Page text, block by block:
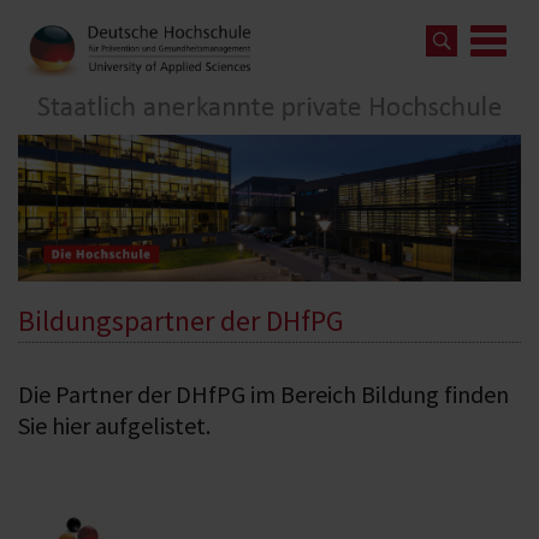
Bildungspartner der DHfPG
Die Partner der DHfPG im Bereich Bildung finden
Sie hier aufgelistet.